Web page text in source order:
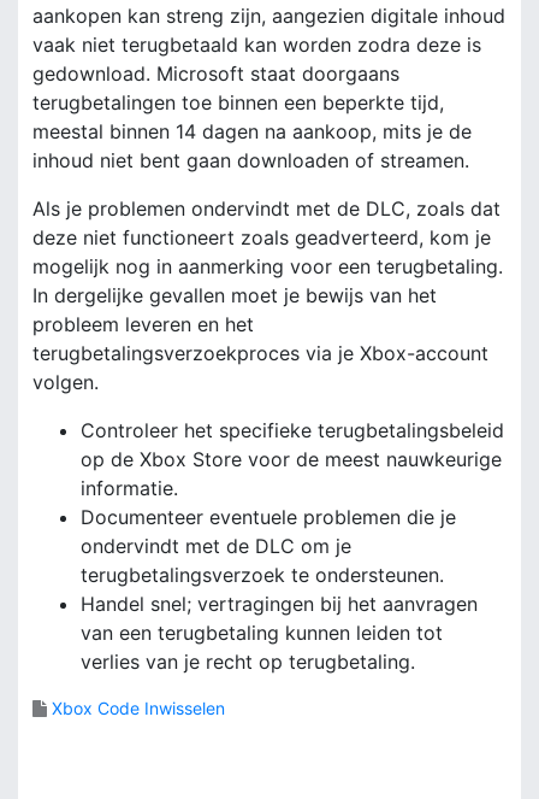
aankopen kan streng zijn, aangezien digitale inhoud
vaak niet terugbetaald kan worden zodra deze is
gedownload. Microsoft staat doorgaans
terugbetalingen toe binnen een beperkte tijd,
meestal binnen 14 dagen na aankoop, mits je de
inhoud niet bent gaan downloaden of streamen.
Als je problemen ondervindt met de DLC, zoals dat
deze niet functioneert zoals geadverteerd, kom je
mogelijk nog in aanmerking voor een terugbetaling.
In dergelijke gevallen moet je bewijs van het
probleem leveren en het
terugbetalingsverzoekproces via je Xbox-account
volgen.
Controleer het specifieke terugbetalingsbeleid
op de Xbox Store voor de meest nauwkeurige
informatie.
Documenteer eventuele problemen die je
ondervindt met de DLC om je
terugbetalingsverzoek te ondersteunen.
Handel snel; vertragingen bij het aanvragen
van een terugbetaling kunnen leiden tot
verlies van je recht op terugbetaling.
Xbox Code Inwisselen